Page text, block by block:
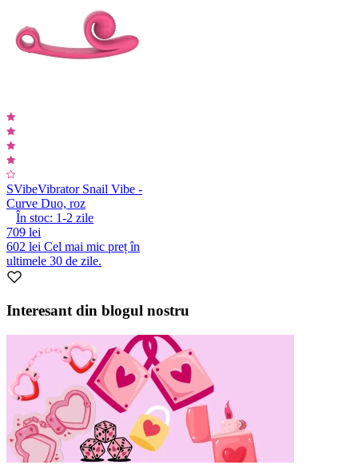
SVibeVibrator Snail Vibe -
Curve Duo, roz
În stoc: 1-2 zile
709 lei
602 lei Cel mai mic preț în
ultimele 30 de zile.
Interesant din blogul nostru